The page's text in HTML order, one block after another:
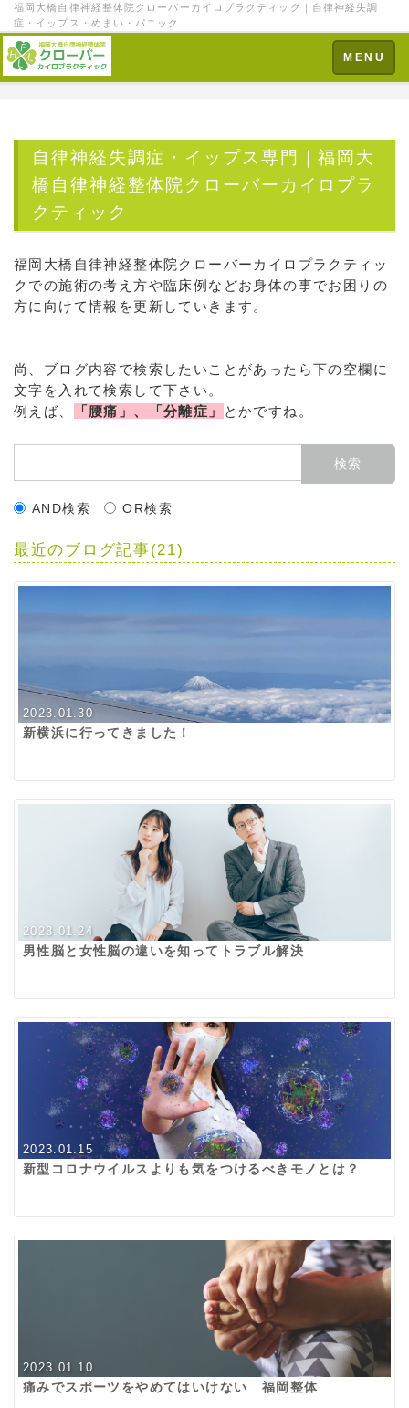
福岡大橋自律神経整体院クローバーカイロプラクティック｜自律神経失調
症・イップス・めまい・パニック
Toggle
navigation
MENU
自律神経失調症・イップス専門｜福岡大
橋自律神経整体院クローバーカイロプラ
クティック
福岡大橋自律神経整体院クローバーカイロプラクティッ
クでの施術の考え方や臨床例などお身体の事でお困りの
方に向けて情報を更新していきます。
尚、ブログ内容で検索したいことがあったら下の空欄に
文字を入れて検索して下さい。
例えば、
「腰痛」、「分離症」 とかですね。
AND検索 OR検索
最近のブログ記事(21)
2023.01.30
新横浜に行ってきました！
2023.01.24
男性脳と女性脳の違いを知ってトラブル解決
2023.01.15
新型コロナウイルスよりも気をつけるべきモノとは？
2023.01.10
痛みでスポーツをやめてはいけない 福岡整体